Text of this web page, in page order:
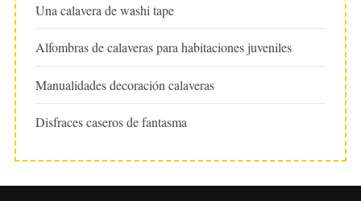
Una calavera de washi tape
Alfombras de calaveras para habitaciones juveniles
Manualidades decoración calaveras
Disfraces caseros de fantasma